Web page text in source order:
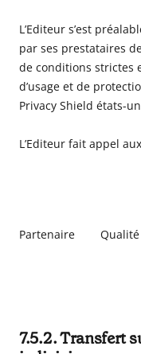
L’Editeur s’est
par ses prestataires
de conditions strictes
d’usage et de
Privacy Shield états-
L’Editeur fait appel
Partenaire Qualité
7.5.2. Transfert